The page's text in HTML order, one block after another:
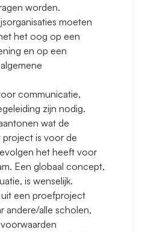
worden.
moeten
het oog op een
en op een
communicatie,
zijn nodig.
wat de
project is voor de
het heeft voor
Een globaal concept,
is wenselijk.
een proefproject
andere/alle scholen,